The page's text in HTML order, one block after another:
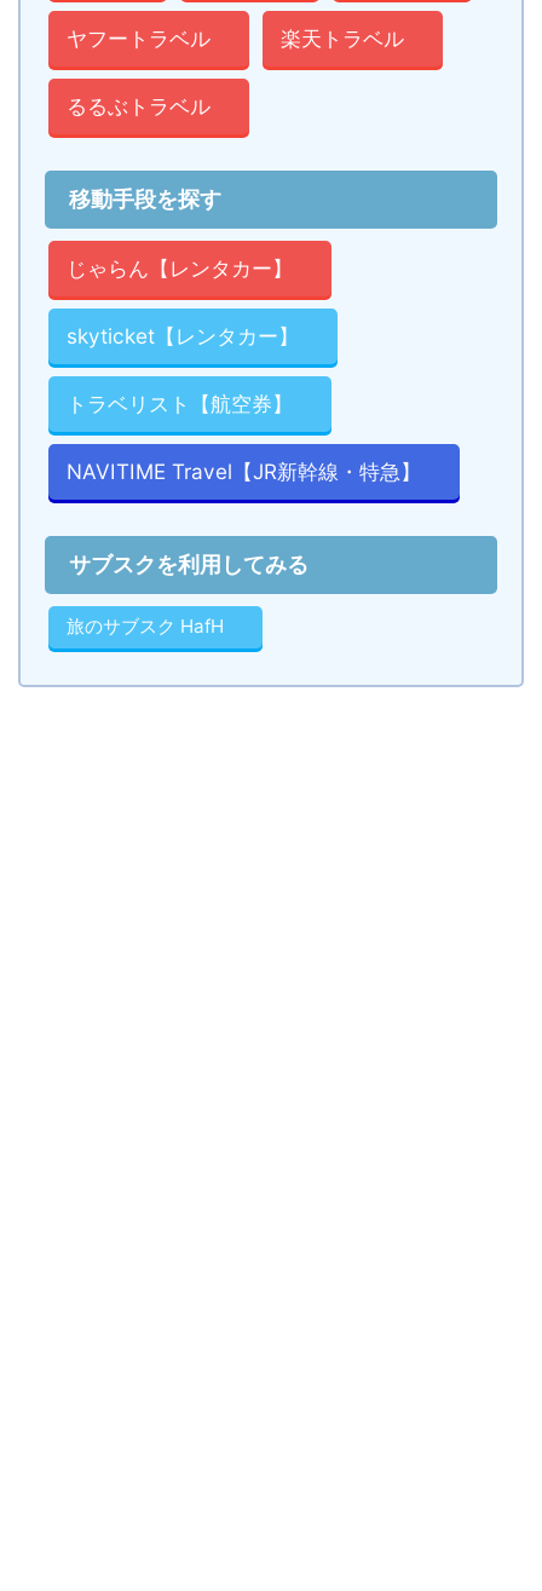
ヤフートラベル 楽天トラベル
るるぶトラベル
移動手段を探す
じゃらん【レンタカー】
skyticket【レンタカー】
トラベリスト【航空券】
NAVITIME Travel【JR新幹線・特急】
サブスクを利用してみる
旅のサブスク HafH